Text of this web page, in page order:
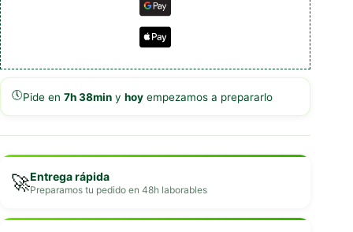
🕔Pide en 7h 38min y hoy empezamos a prepararlo
🚀Entrega rápida
Preparamos tu pedido en 48h laborables